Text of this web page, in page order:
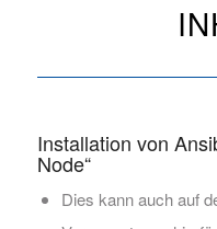
Installation von
Node“
Dies kann auch auf